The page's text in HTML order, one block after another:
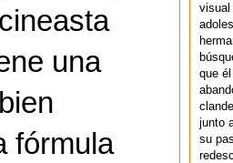
una
fórmula
visual
que
junto
su